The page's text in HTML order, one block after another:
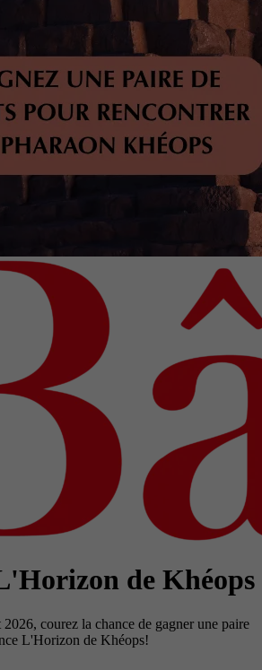
de Khéops
courez la chance de gagner une paire
L'Horizon de Khéops!